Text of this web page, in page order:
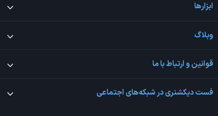
ابزارها
وبلاگ
قوانین و ارتباط با ما
فست دیکشنری در شبکه‌های اجتماعی